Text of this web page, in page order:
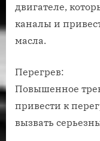
двигателе,
каналы и
масла.
Перегрев:
Повышенное
привести к
вызвать